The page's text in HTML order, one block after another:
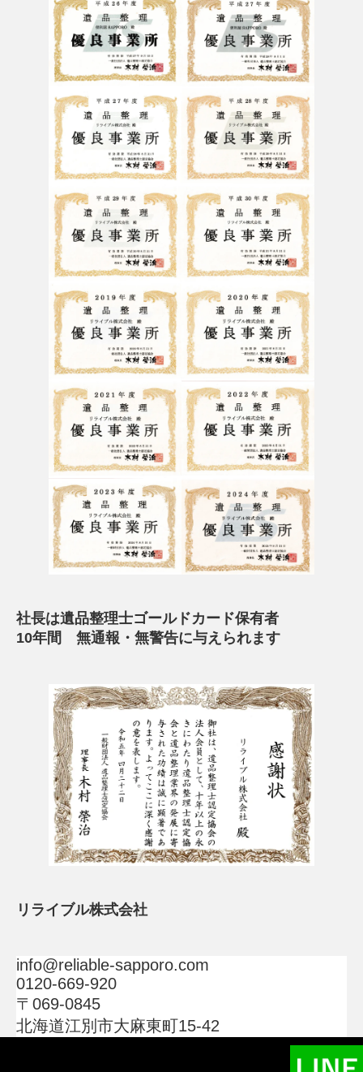
社長は遺品整理士ゴールドカード保有者
10年間 無通報・無警告に与えられます
リライブル株式会社
info@reliable-sapporo.com
0120-669-920
〒069-0845
北海道江別市大麻東町15-42